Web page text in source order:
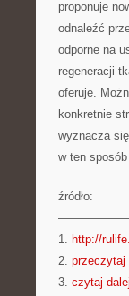
proponuje
odnaleźć
odporne na
regeneracji
oferuje.
konkretnie
wyznacza
w ten sposób
źródło:
1. http://
2.
3. czytaj dalej